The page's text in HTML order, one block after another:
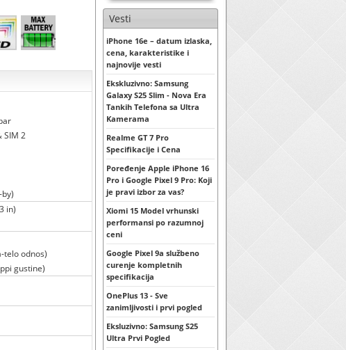
SIM 2
in)
telo odnos)
gustine)
Vesti
iPhone 16e – datum izlaska,
cena, karakteristike i
najnovije vesti
Ekskluzivno: Samsung
Galaxy S25 Slim - Nova Era
Tankih Telefona sa Ultra
Kamerama
Realme GT 7 Pro
Specifikacije i Cena
Poređenje Apple iPhone 16
Pro i Google Pixel 9 Pro: Koji
je pravi izbor za vas?
Xiomi 15 Model vrhunski
performansi po razumnoj
ceni
Google Pixel 9a službeno
curenje kompletnih
specifikacija
OnePlus 13 - Sve
zanimljivosti i prvi pogled
Eksluzivno: Samsung S25
Ultra Prvi Pogled